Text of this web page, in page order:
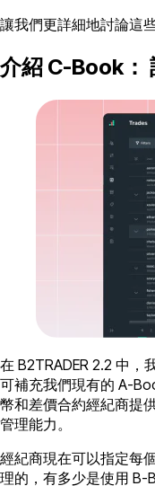
讓我們更詳細地討論這些
介紹 C-Book：
在 B2TRADER 2.2 中，
可補充我們現有的 A-
幣和差價合約經紀商提
管理能力。
經紀商現在可以指定每
理的，有多少是使用 B-